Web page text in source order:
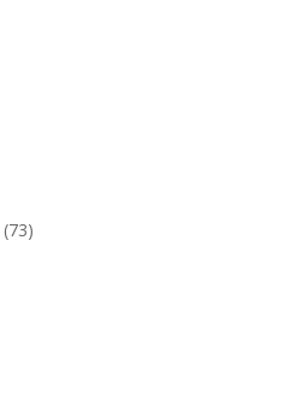
(73)